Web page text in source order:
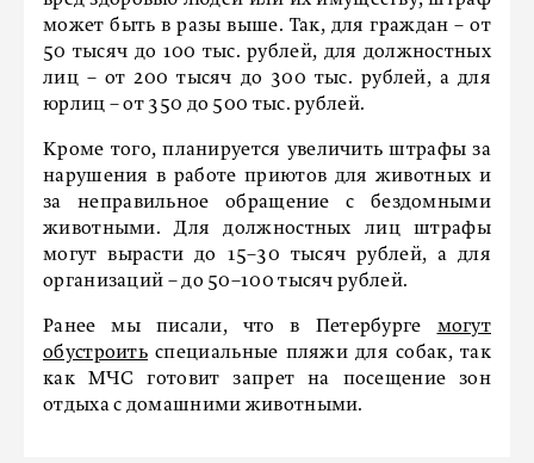
может быть в разы выше. Так, для граждан – от
50 тысяч до 100 тыс. рублей, для должностных
лиц – от 200 тысяч до 300 тыс. рублей, а для
юрлиц – от 350 до 500 тыс. рублей.
Кроме того, планируется увеличить штрафы за
нарушения в работе приютов для животных и
за неправильное обращение с бездомными
животными. Для должностных лиц штрафы
могут вырасти до 15–30 тысяч рублей, а для
организаций – до 50–100 тысяч рублей.
Ранее мы писали, что в Петербурге могут
обустроить специальные пляжи для собак, так
как МЧС готовит запрет на посещение зон
отдыха с домашними животными.